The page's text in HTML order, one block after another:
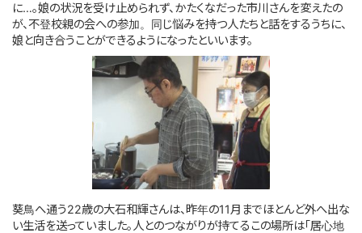
に…。娘の状況を受け止められず、かたくなだった市川さんを変えたの
が、不登校親の会への参加。同じ悩みを持つ人たちと話をするうちに、
娘と向き合うことができるようになったといいます。
葵鳥へ通う22歳の大石和輝さんは、昨年の11月までほとんど外へ出な
い生活を送っていました。人とのつながりが持てるこの場所は「居心地